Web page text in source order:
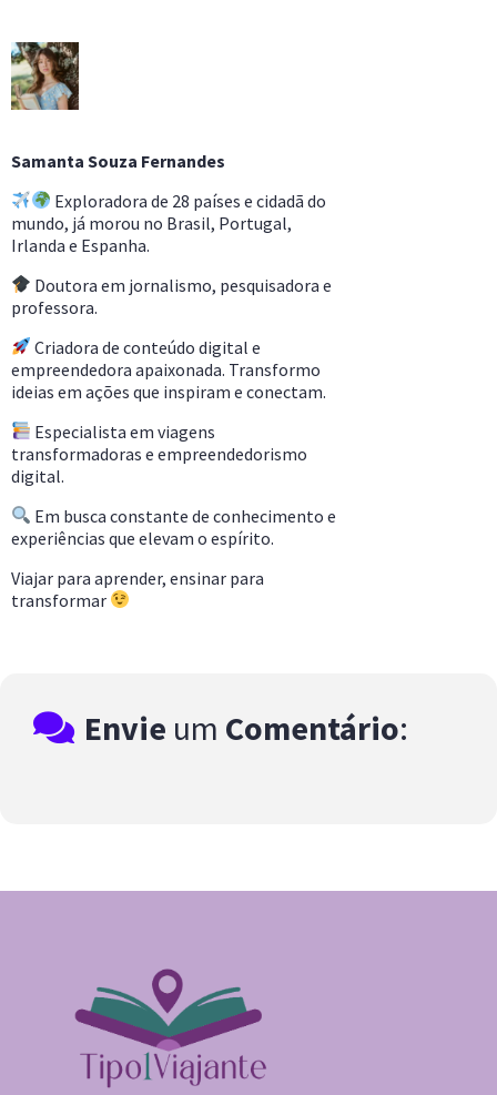
Samanta Souza Fernandes
Exploradora de 28 países e cidadã do
mundo, já morou no Brasil, Portugal,
Irlanda e Espanha.
Doutora em jornalismo, pesquisadora e
professora.
Criadora de conteúdo digital e
empreendedora apaixonada. Transformo
ideias em ações que inspiram e conectam.
Especialista em viagens
transformadoras e empreendedorismo
digital.
Em busca constante de conhecimento e
experiências que elevam o espírito.
Viajar para aprender, ensinar para
transformar
Envie um Comentário: